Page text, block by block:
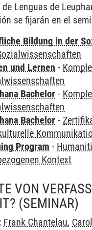
de Lenguas de
se fijarán en el
Bildung in der
und Lernen -
Bachelor -
Bachelor -
Program -
Kontext
VON
(SEMINAR)
Frank Chantelau,